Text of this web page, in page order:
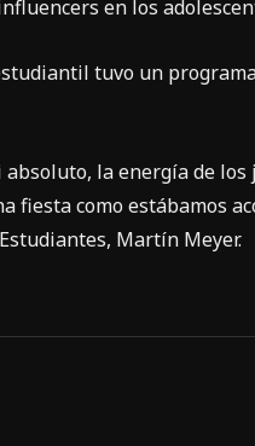
en los
tuvo un
la energía de
fiesta como estábamos
Martín Meyer.